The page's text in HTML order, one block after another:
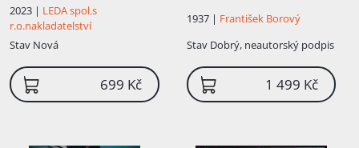
2023 | LEDA spol.s
r.o.nakladatelství
Stav Nová
699 Kč
1937 | František Borový
Stav Dobrý, neautorský podpis
1 499 Kč